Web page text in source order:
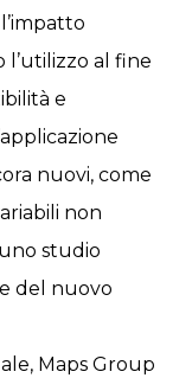
al fine
e
nuovi, come
non
studio
del nuovo
Maps Group